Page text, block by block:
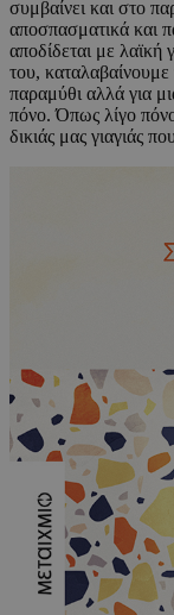
συμβαίνει και στο
αποσπασματικά και
αποδίδεται με
του,
παραμύθι αλλά για
πόνο. Όπως λίγο
δικιάς μας γιαγιάς